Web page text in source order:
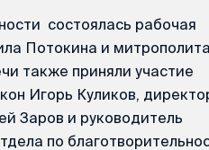
состоялась рабочая
Потокина и митрополита
также приняли участие
Игорь Куликов,
Заров и руководитель
по